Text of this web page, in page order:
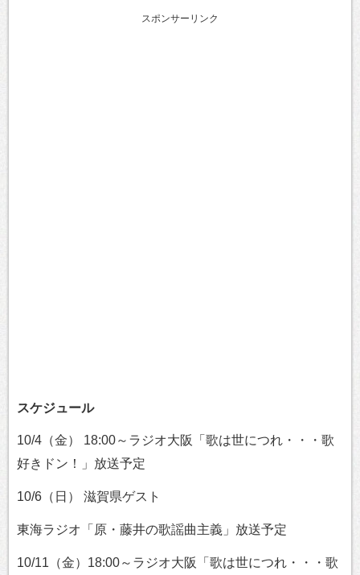
スポンサーリンク
スケジュール
10/4（金） 18:00～ラジオ大阪「歌は世につれ・・・歌
好きドン！」放送予定
10/6（日） 滋賀県ゲスト
東海ラジオ「原・藤井の歌謡曲主義」放送予定
10/11（金）18:00～ラジオ大阪「歌は世につれ・・・歌